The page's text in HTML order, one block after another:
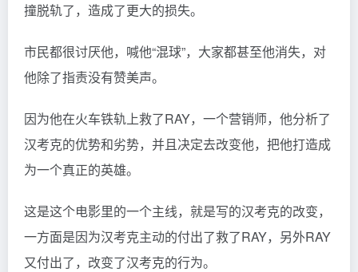
撞脱轨了，造成了更大的损失。
市民都很讨厌他，喊他“混球”，大家都甚至他消失，对
他除了指责没有赞美声。
因为他在火车铁轨上救了RAY，一个营销师，他分析了
汉考克的优势和劣势，并且决定去改变他，把他打造成
为一个真正的英雄。
这是这个电影里的一个主线，就是写的汉考克的改变，
一方面是因为汉考克主动的付出了救了RAY，另外RAY
又付出了，改变了汉考克的行为。